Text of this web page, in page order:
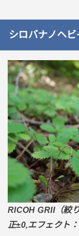
シロバナノヘビ
RICOH GRII（絞
正±0,エフェクト：